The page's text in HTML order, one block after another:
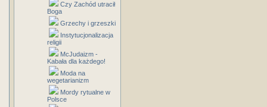
Czy Zachód utracił
Boga
Grzechy i grzeszki
Instytucjonalizacja
religii
McJudaizm -
Kabała dla każdego!
Moda na
wegetarianizm
Mordy rytualne w
Polsce